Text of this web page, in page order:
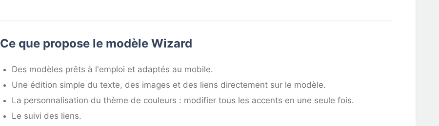
Ce que propose le modèle Wizard
Des modèles prêts à l'emploi et adaptés au mobile.
Une édition simple du texte, des images et des liens directement sur le modèle.
La personnalisation du thème de couleurs : modifier tous les accents en une seule fois.
Le suivi des liens.